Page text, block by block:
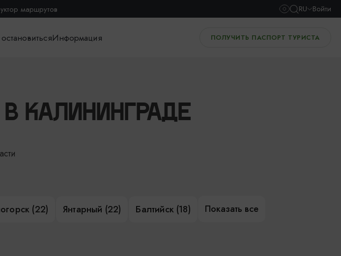
маршрутов RU Войти
Информация ПОЛУЧИТЬ ПАСПОРТ ТУРИСТА
КАЛИНИНГРАДЕ
(22) Янтарный (22) Балтийск (18) Показать все